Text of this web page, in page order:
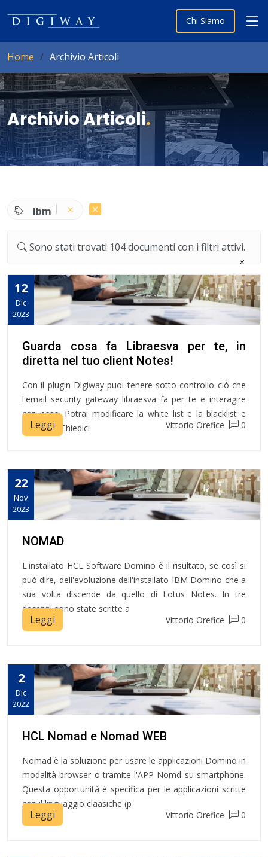
Chi Siamo
Home Archivio Articoli
Archivio Articoli.
Ibm
Sono stati trovati 104 documenti con i filtri attivi.
12
Dic
2023
Guarda cosa fa Libraesva per te, in
diretta nel tuo client Notes!
Con il plugin Digiway puoi tenere sotto controllo ciò che
l'email security gateway libraesva fa per te e interagire
con esso. Potrai modificare la white list e la blacklist e
non solo! Chiedici
Leggi Vittorio Orefice 0
22
Nov
2023
NOMAD
L'installato HCL Software Domino è il risultato, se così si
può dire, dell'evoluzione dell'installato IBM Domino che a
sua volta discende da quello di Lotus Notes. In tre
decenni sono state scritte a
Leggi Vittorio Orefice 0
2
Dic
2022
HCL Nomad e Nomad WEB
Nomad è la soluzione per usare le applicazioni Domino in
modalità browser o tramite l'APP Nomd su smartphone.
Questa opportunità è specifica per le applicazioni scritte
con il linguaggio claasiche (p
Leggi Vittorio Orefice 0